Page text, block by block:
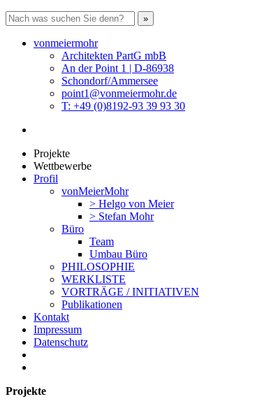
vonmeiermohr
Architekten PartG mbB
An der Point 1 | D-86938
Schondorf/Ammersee
point1@vonmeiermohr.de
T: +49 (0)8192-93 39 93 30
Projekte
Wettbewerbe
Profil
vonMeierMohr
> Helgo von Meier
> Stefan Mohr
Büro
Team
Umbau Büro
PHILOSOPHIE
WERKLISTE
VORTRÄGE / INITIATIVEN
Publikationen
Kontakt
Impressum
Datenschutz
Projekte